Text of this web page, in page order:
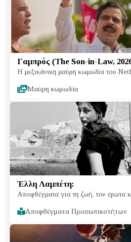
Γαμπρός (The Son-in-Law,
Η μεξικάνικη μαύρη κωμωδία του
Μαύρη κωμωδία
Έλλη Λαμπέτη:
Αποφθέγματα για τη ζωή, τον έρωτα
Αποφθέγματα Προσωπικοτήτων